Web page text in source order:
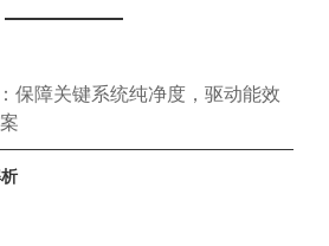
保障关键系统纯净度，驱动能效